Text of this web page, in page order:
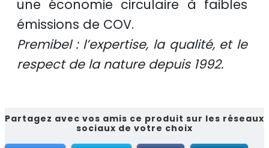
une économie circulaire à faibles
émissions de COV.
Premibel : l’expertise, la qualité, et le
respect de la nature depuis 1992.
Partagez avec vos amis ce produit sur les réseaux
sociaux de votre choix